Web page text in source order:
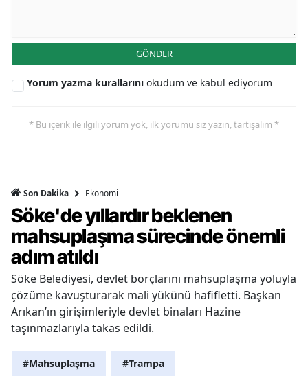
GÖNDER
Yorum yazma kurallarını okudum ve kabul ediyorum
* Bu içerik ile ilgili yorum yok, ilk yorumu siz yazın, tartışalım *
Son Dakika Ekonomi
Söke'de yıllardır beklenen
mahsuplaşma sürecinde önemli
adım atıldı
Söke Belediyesi, devlet borçlarını mahsuplaşma yoluyla
çözüme kavuşturarak mali yükünü hafifletti. Başkan
Arıkan’ın girişimleriyle devlet binaları Hazine
taşınmazlarıyla takas edildi.
#Mahsuplaşma #Trampa